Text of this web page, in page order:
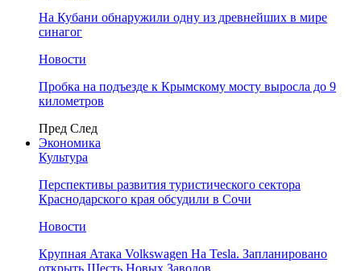
На Кубани обнаружили одну из древнейших в мире
синагог
Новости
Пробка на подъезде к Крымскому мосту выросла до 9
километров
Пред След
Экономика
Культура
Перспективы развития туристического сектора
Краснодарского края обсудили в Сочи
Новости
Крупная Атака Volkswagen На Tesla. Запланировано
открыть Шесть Новых Заводов